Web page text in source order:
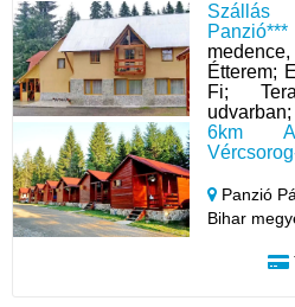
Étterem;
Fi;
6km
Panzió
Bihar